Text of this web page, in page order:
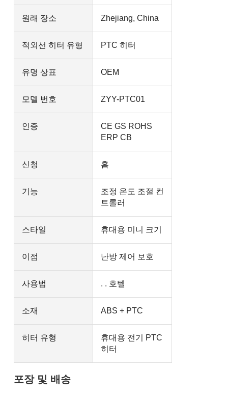
원래 장소 Zhejiang, China
적외선 히터 유형 PTC 히터
유명 상표 OEM
모델 번호 ZYY-PTC01
인증
CE GS ROHS
ERP CB
신청 홈
기능
조정 온도 조절 컨
트롤러
스타일 휴대용 미니 크기
이점 난방 제어 보호
사용법 . . 호텔
소재 ABS + PTC
히터 유형
휴대용 전기 PTC
히터
포장 및 배송